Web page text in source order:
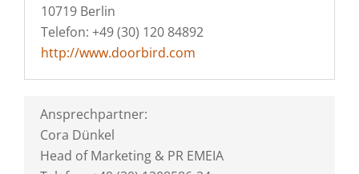
10719 Berlin
Telefon: +49 (30) 120 84892
http://www.doorbird.com
Ansprechpartner:
Cora Dünkel
Head of Marketing & PR EMEIA